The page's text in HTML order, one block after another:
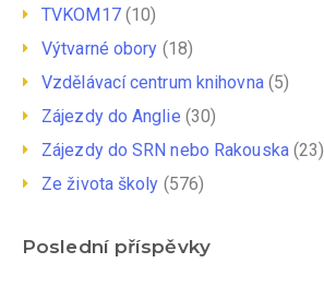
TVKOM17(10)
Výtvarné obory (18)
Vzdělávací centrum knihovna(5)
Zájezdy do Anglie (30)
Zájezdy do SRN nebo Rakouska(23)
Ze života školy (576)
Poslední příspěvky